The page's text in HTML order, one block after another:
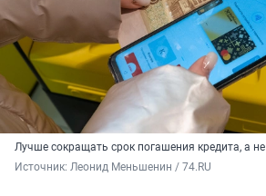
Лучше сокращать срок погашения кредита, а
Источник: Леонид Меньшенин / 74.RU